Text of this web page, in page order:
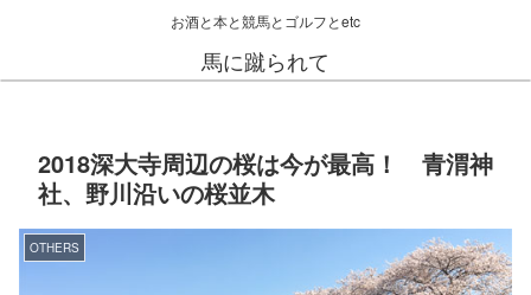
お酒と本と競馬とゴルフとetc
馬に蹴られて
2018深大寺周辺の桜は今が最高！ 青渭神
社、野川沿いの桜並木
OTHERS